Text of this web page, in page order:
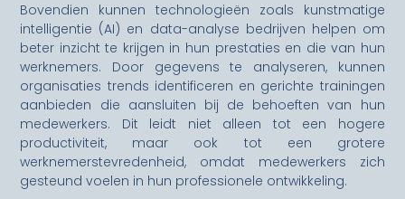
Bovendien kunnen technologieën zoals kunstmatige
intelligentie (AI) en data-analyse bedrijven helpen om
beter inzicht te krijgen in hun prestaties en die van hun
werknemers. Door gegevens te analyseren, kunnen
organisaties trends identificeren en gerichte trainingen
aanbieden die aansluiten bij de behoeften van hun
medewerkers. Dit leidt niet alleen tot een hogere
productiviteit, maar ook tot een grotere
werknemerstevredenheid, omdat medewerkers zich
gesteund voelen in hun professionele ontwikkeling.